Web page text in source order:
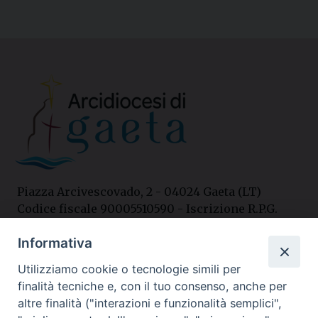
Piazza Arcivescovado, 2 - 04024 Gaeta (LT)
Codice fiscale 90005510590 - Iscrizione R.P.G.
Contatti
Curia
Informativa
Utilizziamo cookie o tecnologie simili per
finalità tecniche e, con il tuo consenso, anche per
altre finalità ("interazioni e funzionalità semplici",